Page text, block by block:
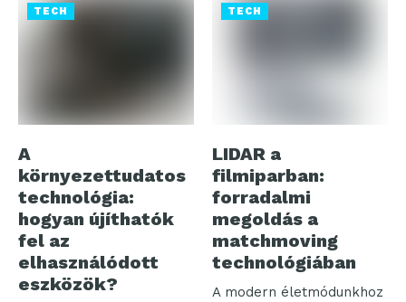
TECH
A
környezettudatos
technológia:
hogyan újíthatók
fel az
elhasználódott
eszközök?
TECH
LIDAR a
filmiparban:
forradalmi
megoldás a
matchmoving
technológiában
A modern életmódunkhoz